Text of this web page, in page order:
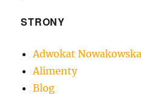
STRONY
Adwokat Nowakowska
Alimenty
Blog